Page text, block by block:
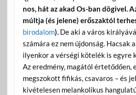
nos, hát az akad Os-ban dögivel.
múltja (és jelene) erőszaktól
birodalom).De aki a város
számára ez nem újdonság. Hacsak
ilyenkor a vérségi kötelék is egyre
Az eredmény, magától értetődően,
megszokott fifikás, csavaros – és
kivételesen melankolikus